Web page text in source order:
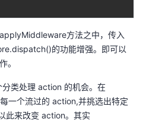
方法之中，传入
的功能增强。即可以
。
类处理 action 的机会。在
一个流过的 action,并挑选出特定
此来改变 action。其实